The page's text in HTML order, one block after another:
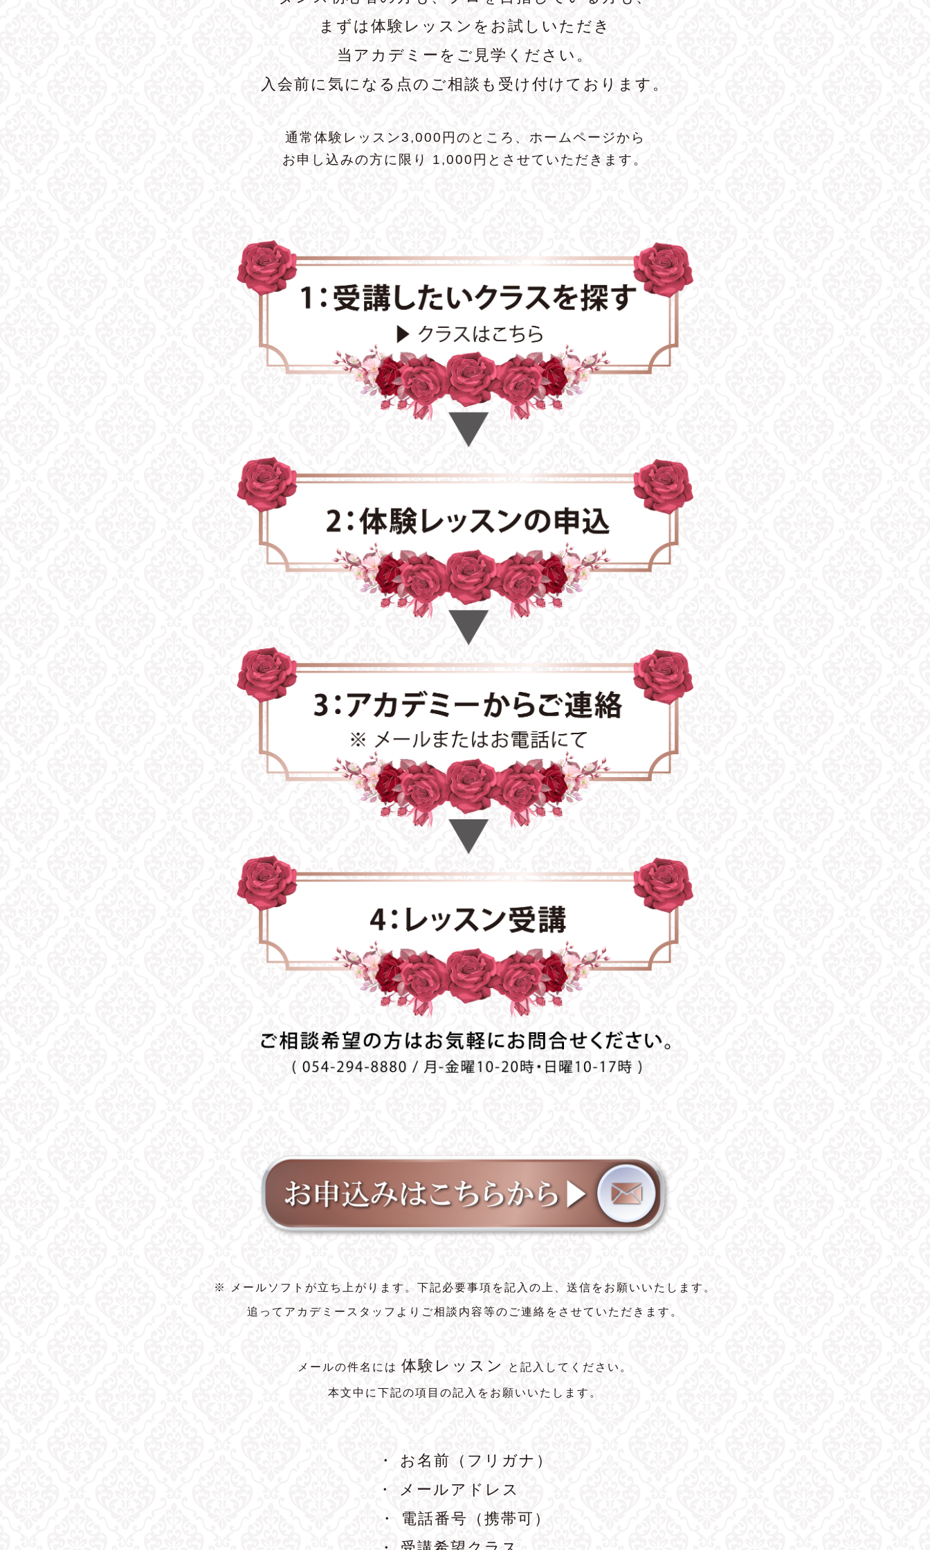
まずは体験レッスンをお試しいただき
当アカデミーをご見学ください。
入会前に気になる点のご相談も受け付けております。
通常体験レッスン3,000円のところ、ホームページから
お申し込みの方に限り 1,000円とさせていただきます。
※ メールソフトが立ち上がります。下記必要事項を記入の上、送信をお願いいたします。
追ってアカデミースタッフよりご相談内容等のご連絡をさせていただきます。
メールの件名には 体験レッスン と記入してください。
本文中に下記の項目の記入をお願いいたします。
・ お名前（フリガナ）
・ メールアドレス
・ 電話番号（携帯可）